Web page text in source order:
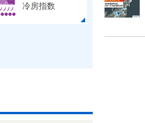
冷房指数